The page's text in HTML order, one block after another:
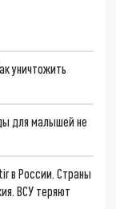
уничтожить
для малышей не
в России. Страны
ВСУ теряют